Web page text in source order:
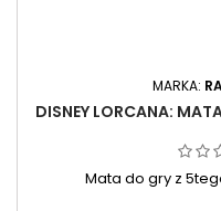
MARKA:
DISNEY LORCANA:
Mata do gry z